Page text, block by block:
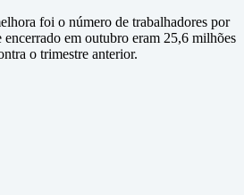
foi o número de trabalhadores por
em outubro eram 25,6 milhões
o trimestre anterior.